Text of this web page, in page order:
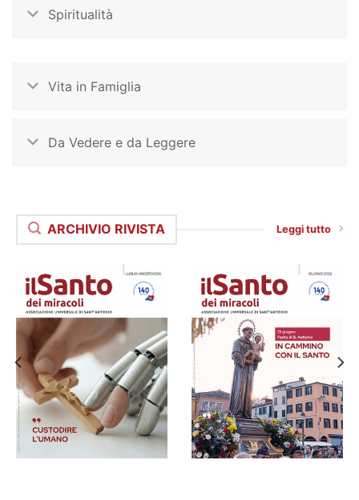
Spiritualità
Vita in Famiglia
Da Vedere e da Leggere
ARCHIVIO RIVISTA Leggi tutto